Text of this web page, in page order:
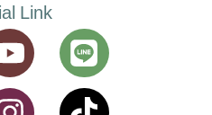
Link